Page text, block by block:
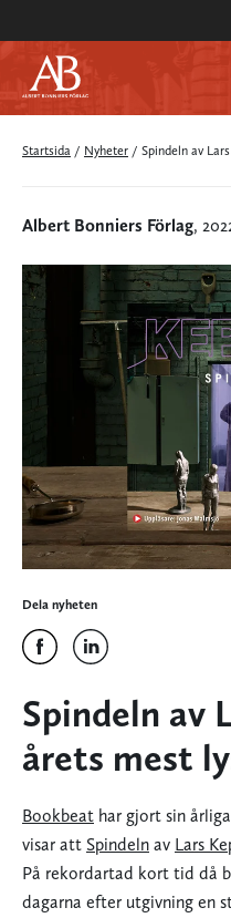
Startsida / Nyheter / Spindeln av
Albert Bonniers Förlag,
Dela nyheten
Spindeln av
årets mest
Bookbeat har gjort sin
visar att Spindeln av Lars
På rekordartad kort tid då
dagarna efter utgivning en